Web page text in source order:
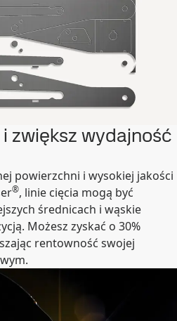
zwiększ wydajność
powierzchni i wysokiej jakości
®, linie cięcia mogą być
średnicach i wąskie
Możesz zyskać o 30%
rentowność swojej